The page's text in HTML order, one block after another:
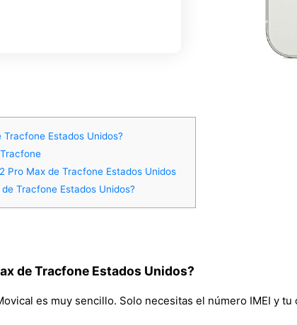
Tracfone Estados Unidos?
Pro Max de Tracfone Estados Unidos
Tracfone Estados Unidos?
de Tracfone Estados Unidos?
es muy sencillo. Solo necesitas el número IMEI y